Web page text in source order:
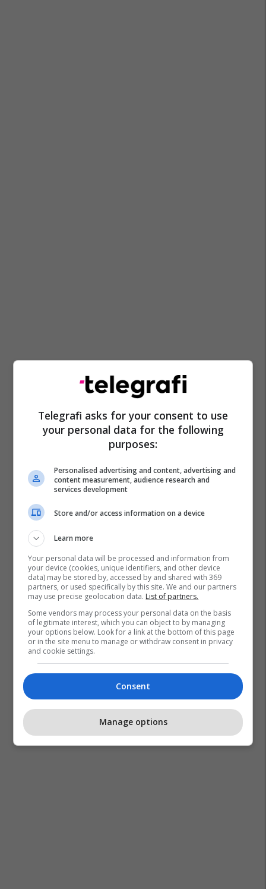
Telegrafi asks for your consent to use
your personal data for the following
purposes:
Personalised advertising and content, advertising and
content measurement, audience research and
services development
Store and/or access information on a device
Learn more
Your personal data will be processed and information from
your device (cookies, unique identifiers, and other device
data) may be stored by, accessed by and shared with 369
partners, or used specifically by this site. We and our partners
may use precise geolocation data. List of partners.
Some vendors may process your personal data on the basis
of legitimate interest, which you can object to by managing
your options below. Look for a link at the bottom of this page
or in the site menu to manage or withdraw consent in privacy
and cookie settings.
Consent
Manage options